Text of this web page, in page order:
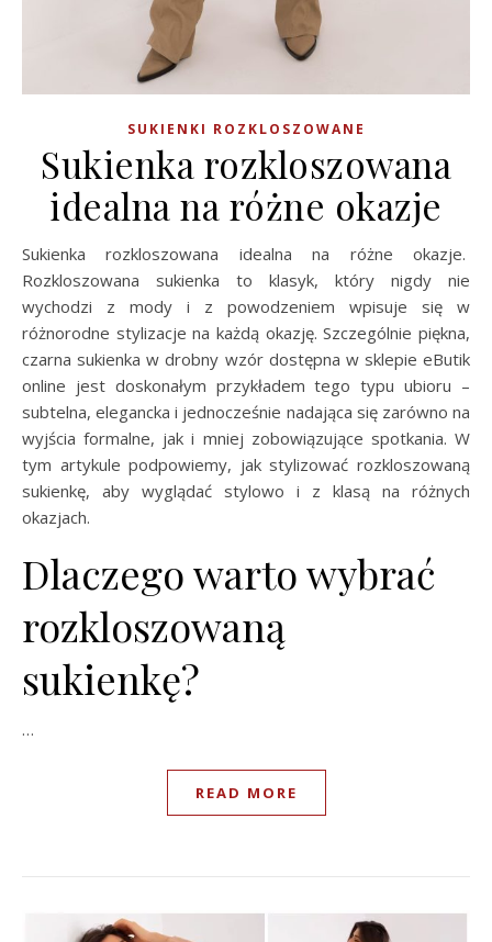
SUKIENKI ROZKLOSZOWANE
Sukienka rozkloszowana
idealna na różne okazje
Sukienka rozkloszowana idealna na różne okazje.
Rozkloszowana sukienka to klasyk, który nigdy nie
wychodzi z mody i z powodzeniem wpisuje się w
różnorodne stylizacje na każdą okazję. Szczególnie piękna,
czarna sukienka w drobny wzór dostępna w sklepie eButik
online jest doskonałym przykładem tego typu ubioru –
subtelna, elegancka i jednocześnie nadająca się zarówno na
wyjścia formalne, jak i mniej zobowiązujące spotkania. W
tym artykule podpowiemy, jak stylizować rozkloszowaną
sukienkę, aby wyglądać stylowo i z klasą na różnych
okazjach.
Dlaczego warto wybrać
rozkloszowaną
sukienkę?
…
READ MORE